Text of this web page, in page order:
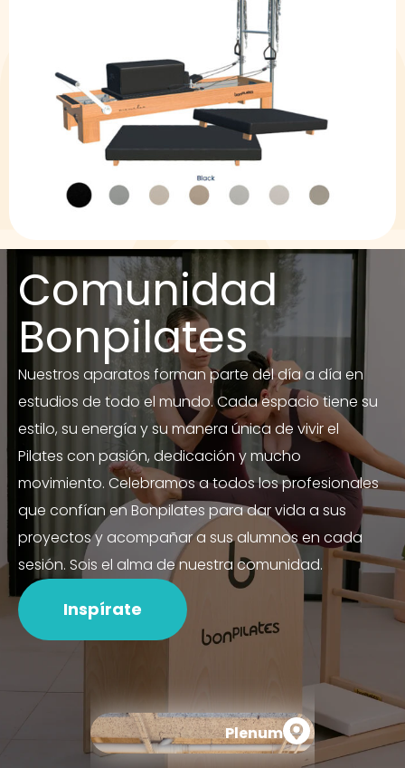
Comunidad
Bonpilates
Nuestros aparatos forman parte del día a día en
estudios de todo el mundo. Cada espacio tiene su
estilo, su energía y su manera única de vivir el
Pilates con pasión, dedicación y mucho
movimiento. Celebramos a todos los profesionales
que confían en Bonpilates para dar vida a sus
proyectos y acompañar a sus alumnos en cada
sesión. Sois el alma de nuestra comunidad.
Inspírate
Plenum